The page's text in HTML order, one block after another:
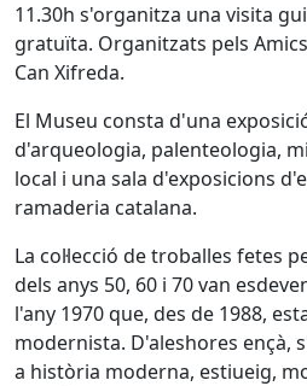
11.30h s'organitza una visita
gratuïta. Organitzats pels
Can Xifreda.
El Museu consta d'una
d'arqueologia, palenteologia,
local i una sala d'exposicions
ramaderia catalana.
La col·lecció de troballes fetes
dels anys 50, 60 i 70 van
l'any 1970 que, des de 1988,
modernista. D'aleshores ençà,
a història moderna, estiueig,